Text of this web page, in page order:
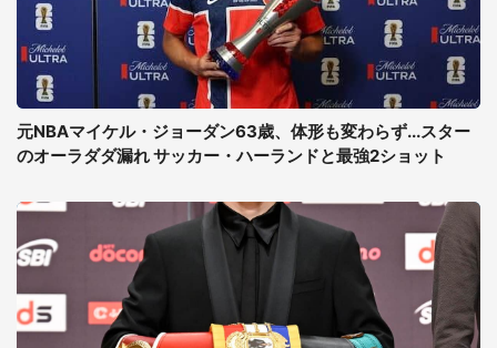
元NBAマイケル・ジョーダン63歳、体形も変わらず...スター
のオーラダダ漏れ サッカー・ハーランドと最強2ショット